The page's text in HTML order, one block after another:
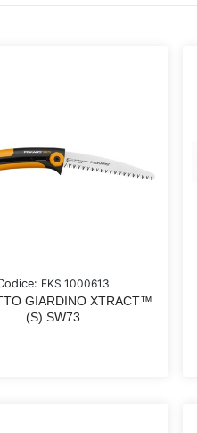
FKS 1000613
GIARDINO XTRACT™
(S) SW73